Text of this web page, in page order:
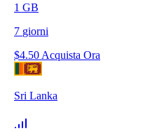
1 GB
7 giorni
$4.50 Acquista Ora
Sri Lanka